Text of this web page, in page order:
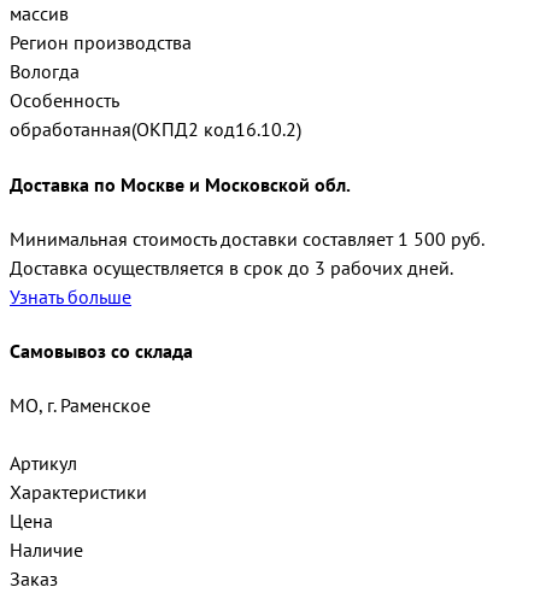
массив
Регион производства
Вологда
Особенность
обработанная(ОКПД2 код16.10.2)
Доставка по Москве и Московской обл.
Минимальная стоимость доставки составляет 1 500 руб.
Доставка осуществляется в срок до 3 рабочих дней.
Узнать больше
Самовывоз со склада
МО, г. Раменское
Артикул
Характеристики
Цена
Наличие
Заказ